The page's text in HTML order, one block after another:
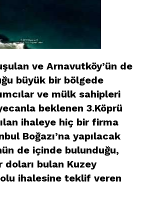
ve Arnavutköy’ün de
büyük bir bölgede
ve mülk sahipleri
beklenen 3.Köprü
ihaleye hiç bir firma
Boğazı’na yapılacak
de içinde bulunduğu,
bulan Kuzey
ihalesine teklif veren